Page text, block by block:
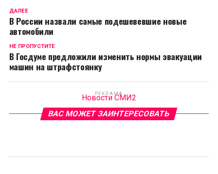
ДАЛЕЕ
В России назвали самые подешевевшие новые
автомобили
НЕ ПРОПУСТИТЕ
В Госдуме предложили изменить нормы эвакуации
машин на штрафстоянку
РЕКЛАМА
Новости СМИ2
ВАС МОЖЕТ ЗАИНТЕРЕСОВАТЬ